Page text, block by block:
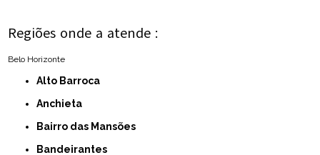
Regiões onde a atende :
Belo Horizonte
Alto Barroca
Anchieta
Bairro das Mansões
Bandeirantes